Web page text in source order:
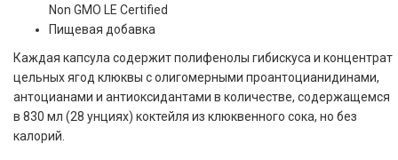
Non GMO LE Certified
Пищевая добавка
Каждая капсула содержит полифенолы гибискуса и концентрат
цельных ягод клюквы с олигомерными проантоцианидинами,
антоцианами и антиоксидантами в количестве, содержащемся
в 830 мл (28 унциях) коктейля из клюквенного сока, но без
калорий.